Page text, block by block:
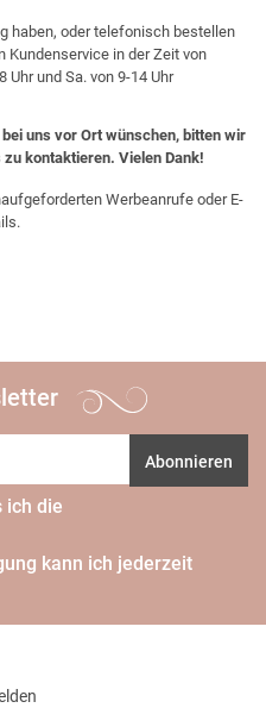
haben, oder telefonisch bestellen
Kundenservice in der Zeit von
Uhr und Sa. von 9-14 Uhr
uns vor Ort wünschen, bitten wir
kontaktieren. Vielen Dank!
Werbeanrufe oder E-
Abonnieren
ich die
kann ich jederzeit